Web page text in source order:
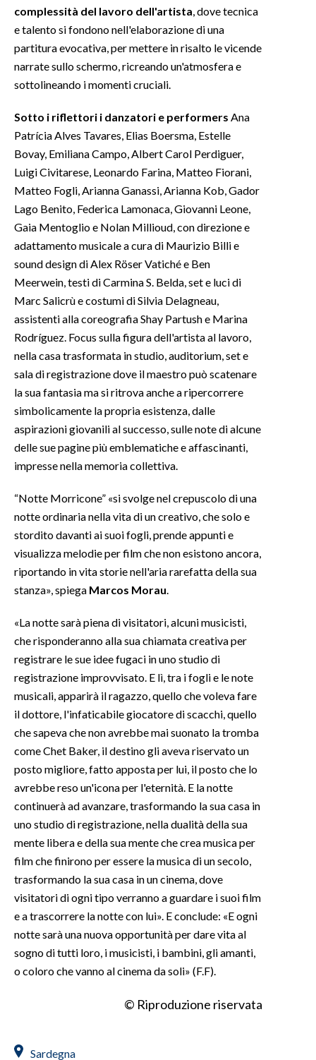
complessità del lavoro dell'artista , dove tecnica
e talento si fondono nell'elaborazione di una
partitura evocativa, per mettere in risalto le vicende
narrate sullo schermo, ricreando un'atmosfera e
sottolineando i momenti cruciali.
Sotto i riflettori i danzatori e performers Ana
Patrícia Alves Tavares, Elias Boersma, Estelle
Bovay, Emiliana Campo, Albert Carol Perdiguer,
Luigi Civitarese, Leonardo Farina, Matteo Fiorani,
Matteo Fogli, Arianna Ganassi, Arianna Kob, Gador
Lago Benito, Federica Lamonaca, Giovanni Leone,
Gaia Mentoglio e Nolan Millioud, con direzione e
adattamento musicale a cura di Maurizio Billi e
sound design di Alex Röser Vatiché e Ben
Meerwein, testi di Carmina S. Belda, set e luci di
Marc Salicrù e costumi di Silvia Delagneau,
assistenti alla coreografia Shay Partush e Marina
Rodríguez. Focus sulla figura dell'artista al lavoro,
nella casa trasformata in studio, auditorium, set e
sala di registrazione dove il maestro può scatenare
la sua fantasia ma si ritrova anche a ripercorrere
simbolicamente la propria esistenza, dalle
aspirazioni giovanili al successo, sulle note di alcune
delle sue pagine più emblematiche e affascinanti,
impresse nella memoria collettiva.
“Notte Morricone” «si svolge nel crepuscolo di una
notte ordinaria nella vita di un creativo, che solo e
stordito davanti ai suoi fogli, prende appunti e
visualizza melodie per film che non esistono ancora,
riportando in vita storie nell'aria rarefatta della sua
stanza», spiega Marcos Morau
«La notte sarà piena di visitatori, alcuni musicisti,
che risponderanno alla sua chiamata creativa per
registrare le sue idee fugaci in uno studio di
registrazione improvvisato. E lì, tra i fogli e le note
musicali, apparirà il ragazzo, quello che voleva fare
il dottore, l'infaticabile giocatore di scacchi, quello
che sapeva che non avrebbe mai suonato la tromba
come Chet Baker, il destino gli aveva riservato un
posto migliore, fatto apposta per lui, il posto che lo
avrebbe reso un'icona per l'eternità. E la notte
continuerà ad avanzare, trasformando la sua casa in
uno studio di registrazione, nella dualità della sua
mente libera e della sua mente che crea musica per
film che finirono per essere la musica di un secolo,
trasformando la sua casa in un cinema, dove
visitatori di ogni tipo verranno a guardare i suoi film
e a trascorrere la notte con lui». E conclude: «E ogni
notte sarà una nuova opportunità per dare vita al
sogno di tutti loro, i musicisti, i bambini, gli amanti,
o coloro che vanno al cinema da soli» (F.F).
© Riproduzione riservata
Sardegna